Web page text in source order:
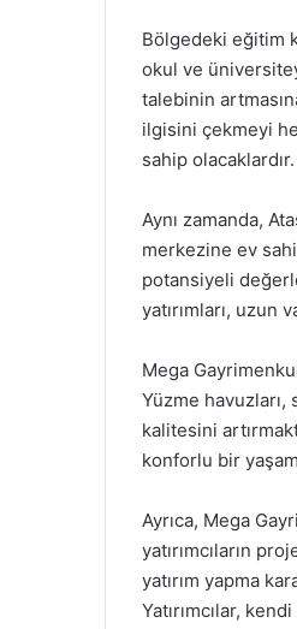
Bölgedeki eğitim
okul ve
talebinin
ilgisini çekmeyi
sahip olacaklardır.
Aynı zamanda,
merkezine ev
potansiyeli
yatırımları, uzun
Mega
Yüzme havuzları,
kalitesini
konforlu bir
Ayrıca, Mega
yatırımcıların
yatırım yapma
Yatırımcılar,